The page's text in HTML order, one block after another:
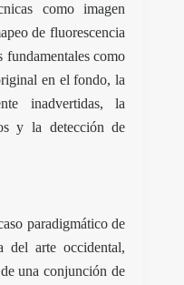
como imagen
de fluorescencia
como
en el fondo, la
inadvertidas, la
y la detección de
paradigmático de
del arte occidental,
una conjunción de